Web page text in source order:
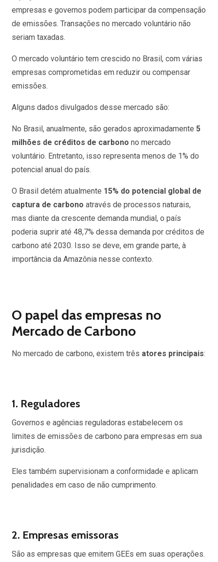
empresas e governos podem participar da compensação
de emissões. Transações no mercado voluntário não
seriam taxadas.
O mercado voluntário tem crescido no Brasil, com várias
empresas comprometidas em reduzir ou compensar
emissões.
Alguns dados divulgados desse mercado são:
No Brasil, anualmente, são gerados aproximadamente 5
milhões de créditos de carbono no mercado
voluntário. Entretanto, isso representa menos de 1% do
potencial anual do país.
O Brasil detém atualmente 15% do potencial global de
captura de carbono através de processos naturais,
mas diante da crescente demanda mundial, o país
poderia suprir até 48,7% dessa demanda por créditos de
carbono até 2030. Isso se deve, em grande parte, à
importância da Amazônia nesse contexto.
O papel das empresas no
Mercado de Carbono
No mercado de carbono, existem três atores principais:
1. Reguladores
Governos e agências reguladoras estabelecem os
limites de emissões de carbono para empresas em sua
jurisdição.
Eles também supervisionam a conformidade e aplicam
penalidades em caso de não cumprimento.
2. Empresas emissoras
São as empresas que emitem GEEs em suas operações.